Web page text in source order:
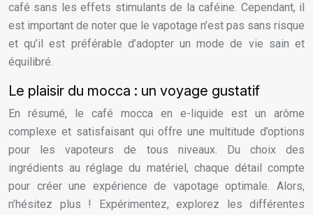
café sans les effets stimulants de la caféine. Cependant, il
est important de noter que le vapotage n’est pas sans risque
et qu’il est préférable d’adopter un mode de vie sain et
équilibré.
Le plaisir du mocca : un voyage gustatif
En résumé, le café mocca en e-liquide est un arôme
complexe et satisfaisant qui offre une multitude d’options
pour les vapoteurs de tous niveaux. Du choix des
ingrédients au réglage du matériel, chaque détail compte
pour créer une expérience de vapotage optimale. Alors,
n’hésitez plus ! Expérimentez, explorez les différentes